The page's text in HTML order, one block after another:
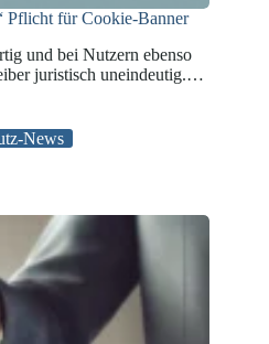
Pflicht für Cookie-Banner
und bei Nutzern ebenso
juristisch uneindeutig.…
News